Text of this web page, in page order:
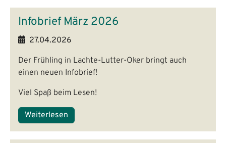
Infobrief März 2026
27.04.2026
Der Frühling in Lachte-Lutter-Oker bringt auch
einen neuen Infobrief!
Viel Spaß beim Lesen!
Weiterlesen